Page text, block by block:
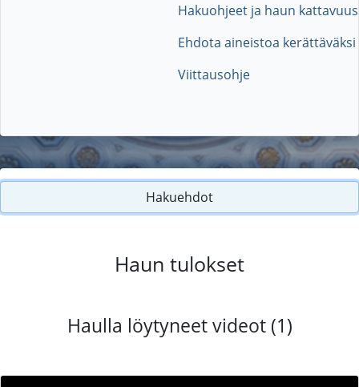
Hakuohjeet ja haun kattavuus
Ehdota aineistoa kerättäväksi
Viittausohje
Hakuehdot
Haun tulokset
Haulla löytyneet videot (1)